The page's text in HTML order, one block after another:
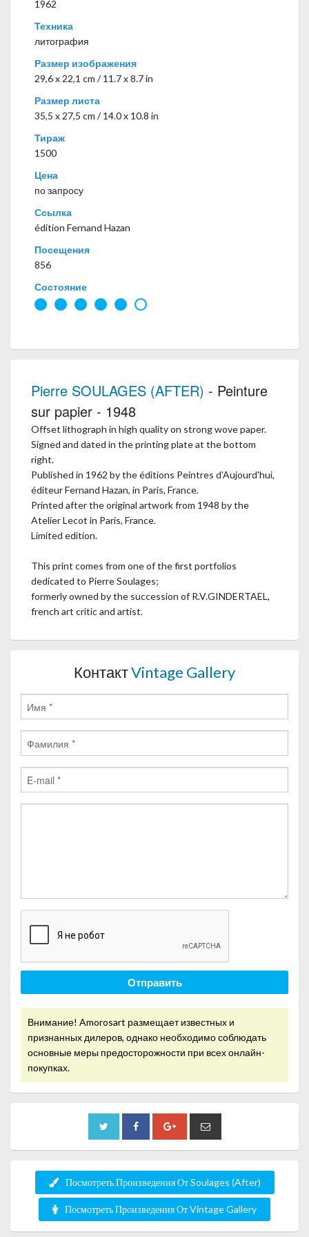
1962
Техника
литография
Размер изображения
29,6 x 22,1 cm / 11.7 x 8.7 in
Размер листа
35,5 x 27,5 cm / 14.0 x 10.8 in
Тираж
1500
Цена
по запросу
Ссылка
édition Fernand Hazan
Посещения
856
Состояние
Pierre SOULAGES (AFTER) - Peinture
sur papier - 1948
Offset lithograph in high quality on strong wove paper.
Signed and dated in the printing plate at the bottom
right.
Published in 1962 by the éditions Peintres d'Aujourd'hui,
éditeur Fernand Hazan, in Paris, France.
Printed after the original artwork from 1948 by the
Atelier Lecot in Paris, France.
Limited edition.
This print comes from one of the first portfolios
dedicated to Pierre Soulages;
formerly owned by the succession of R.V.GINDERTAEL,
french art critic and artist.
КонтактVintage Gallery
Отправить
Внимание! Amorosart размещает известных и
признанных дилеров, однако необходимо соблюдать
основные меры предосторожности при всех онлайн-
покупках.
Посмотреть Произведения От Soulages (After)
Посмотреть Произведения От Vintage Gallery